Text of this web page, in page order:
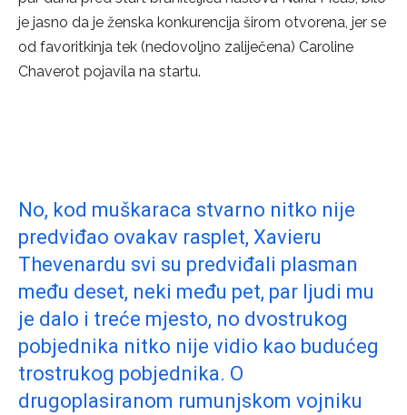
je jasno da je ženska konkurencija širom otvorena, jer se
od favoritkinja tek (nedovoljno zaliječena) Caroline
Chaverot pojavila na startu.
No, kod muškaraca stvarno nitko nije
predviđao ovakav rasplet, Xavieru
Thevenardu svi su predviđali plasman
među deset, neki među pet, par ljudi mu
je dalo i treće mjesto, no dvostrukog
pobjednika nitko nije vidio kao budućeg
trostrukog pobjednika. O
drugoplasiranom rumunjskom vojniku